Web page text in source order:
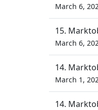
March 6,
15.
March 6,
14.
March 1,
14.